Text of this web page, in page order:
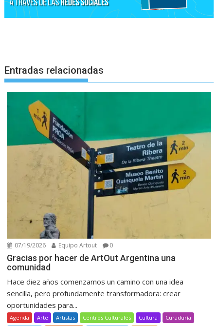
Entradas relacionadas
07/19/2026 Equipo Artout 0
Gracias por hacer de ArtOut Argentina una
comunidad
Hace diez años comenzamos un camino con una idea
sencilla, pero profundamente transformadora: crear
oportunidades para...
Agenda Arte Artistas Centros Culturales Cultura
Curaduría